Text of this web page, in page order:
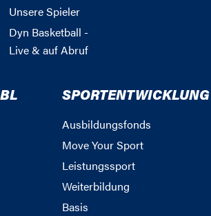
Unsere Spieler
Dyn Basketball -
Live & auf Abruf
SPORTENTWICKLUNG
Ausbildungsfonds
Move Your Sport
Leistungssport
Weiterbildung
Basis